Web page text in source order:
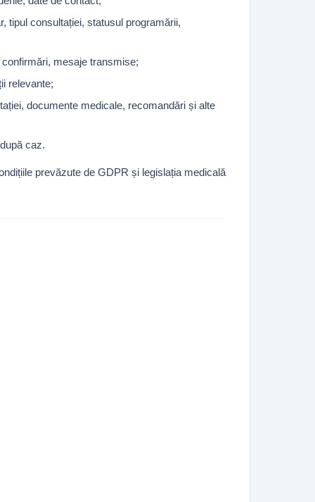
tipul consultației, statusul programării,
mesaje transmise;
relevante;
documente medicale, recomandări și alte
caz.
prevăzute de GDPR și legislația medicală